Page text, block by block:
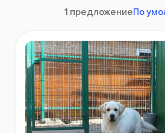
1 предложение По